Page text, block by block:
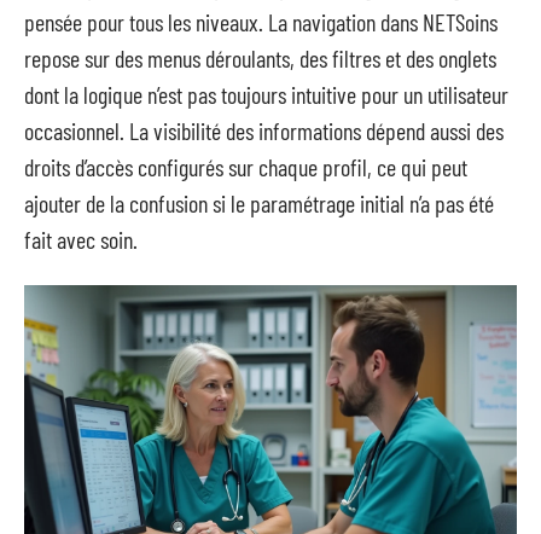
pensée pour tous les niveaux. La navigation dans NETSoins
repose sur des menus déroulants, des filtres et des onglets
dont la logique n’est pas toujours intuitive pour un utilisateur
occasionnel. La visibilité des informations dépend aussi des
droits d’accès configurés sur chaque profil, ce qui peut
ajouter de la confusion si le paramétrage initial n’a pas été
fait avec soin.